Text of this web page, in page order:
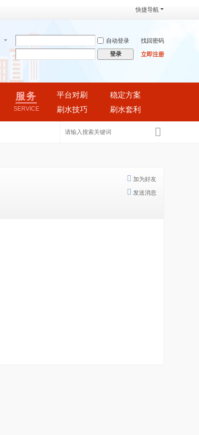
快捷导航
自动登录
找回密码
登录 立即注册
服务
SERVICE
平台对刷
稳定方案
刷水技巧
刷水套利
索
加为好友
发送消息